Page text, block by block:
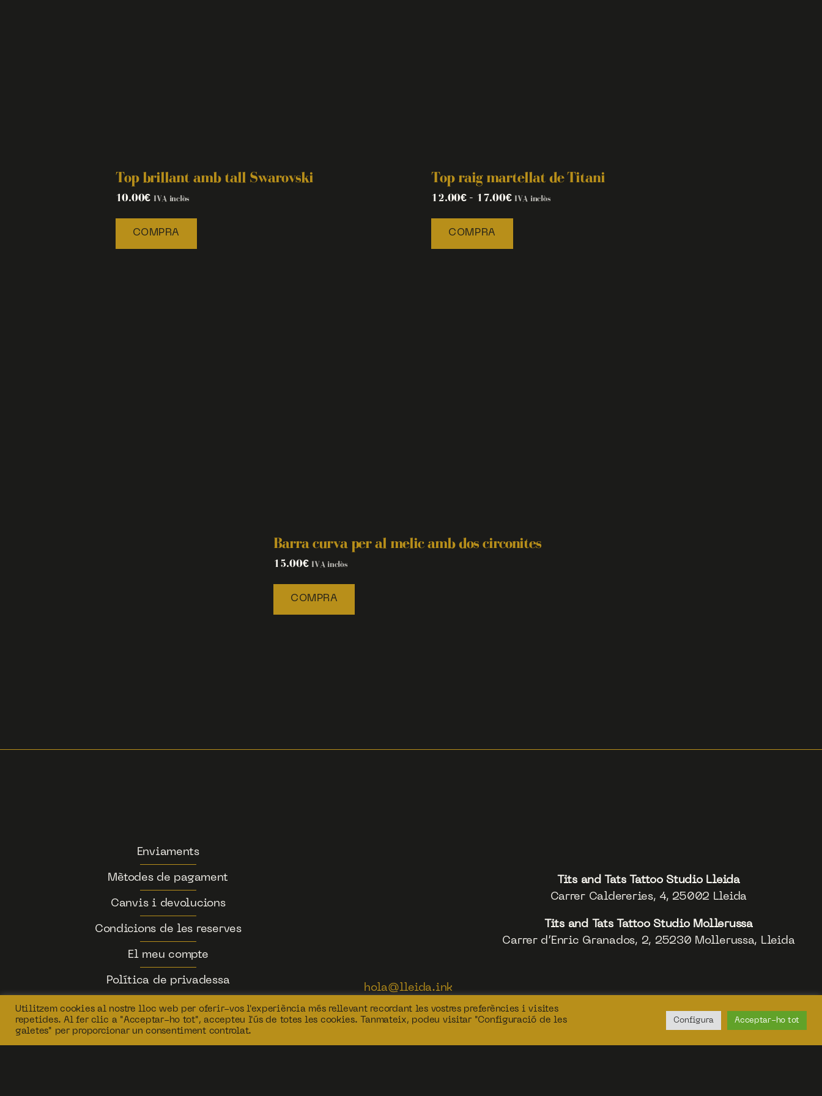
Top brillant amb tall Swarovski
10.00€ IVA inclòs
COMPRA
Top raig martellat de Titani
12.00€– 17.00€ IVA inclòs
COMPRA
Barra curva per al melic amb dos circonites
15.00€ IVA inclòs
COMPRA
Enviaments
Mètodes de pagament
Canvis i devolucions
Condicions de les reserves
El meu compte
Política de privadessa
hola@lleida.ink
639 46 14 71
669 67 03 93
Tits and Tats Tattoo Studio Lleida
Carrer Caldereries, 4, 25002 Lleida
Tits and Tats Tattoo Studio Mollerussa
Carrer d’Enric Granados, 2, 25230 Mollerussa, Lleida
Utilitzem cookies al nostre lloc web per oferir-vos l'experiència més rellevant recordant les vostres preferències i visites
repetides. Al fer clic a "Acceptar-ho tot", accepteu l'ús de totes les cookies. Tanmateix, podeu visitar "Configuració de les
galetes" per proporcionar un consentiment controlat.
Configura Acceptar-ho tot